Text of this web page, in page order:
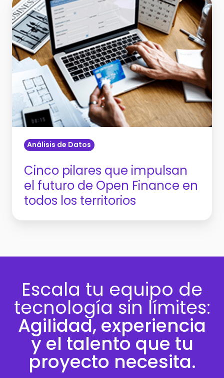
pilares
que
impulsan
el
futuro
de
Open
Finance
en
todos
territorios
Análisis de Datos
Cinco pilares que impulsan
el futuro de Open Finance en
todos los territorios
Escala tu equipo de
tecnología sin límites:
Agilidad, experiencia
y el talento que tu
proyecto necesita.